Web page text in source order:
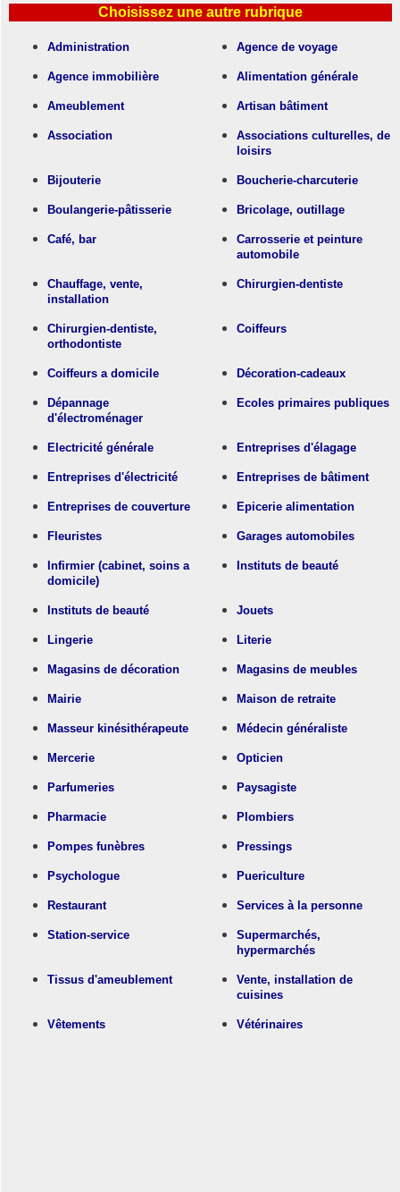
Choisissez une autre rubrique
Administration Agence de voyage
Agence immobilière Alimentation générale
Ameublement Artisan bâtiment
Association
Associations culturelles, de
loisirs
Bijouterie Boucherie-charcuterie
Boulangerie-pâtisserie Bricolage, outillage
Café, bar
Carrosserie et peinture
automobile
Chauffage, vente,
installation
Chirurgien-dentiste
Chirurgien-dentiste,
orthodontiste
Coiffeurs
Coiffeurs a domicile Décoration-cadeaux
Dépannage
d'électroménager
Ecoles primaires publiques
Electricité générale Entreprises d'élagage
Entreprises d'électricité Entreprises de bâtiment
Entreprises de couverture Epicerie alimentation
Fleuristes Garages automobiles
Infirmier (cabinet, soins a
domicile)
Instituts de beauté
Instituts de beauté Jouets
Lingerie Literie
Magasins de décoration Magasins de meubles
Mairie Maison de retraite
Masseur kinésithérapeute Médecin généraliste
Mercerie Opticien
Parfumeries Paysagiste
Pharmacie Plombiers
Pompes funèbres Pressings
Psychologue Puericulture
Restaurant Services à la personne
Station-service
Supermarchés,
hypermarchés
Tissus d'ameublement
Vente, installation de
cuisines
Vêtements Vétérinaires